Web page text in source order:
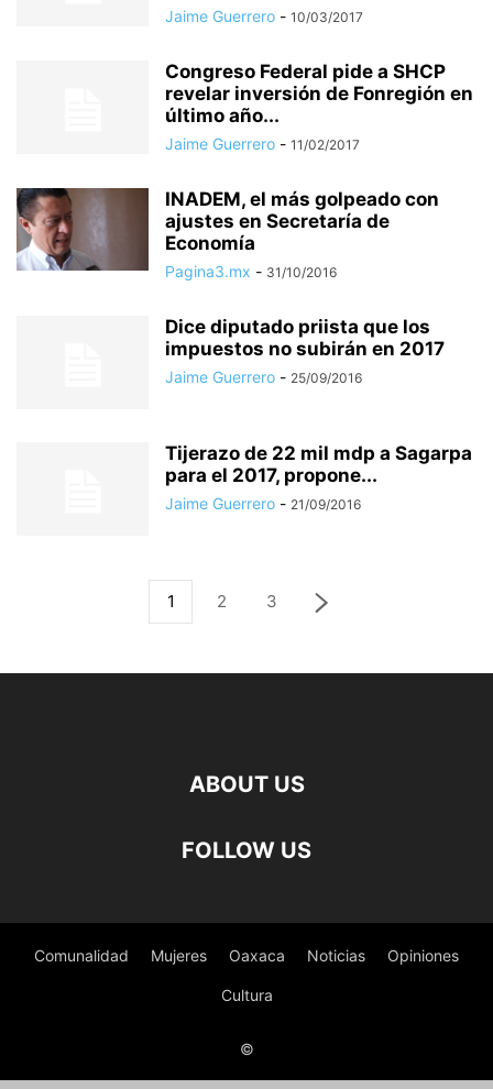
Jaime Guerrero - 10/03/2017
Congreso Federal pide a SHCP
revelar inversión de Fonregión en
último año...
Jaime Guerrero - 11/02/2017
INADEM, el más golpeado con
ajustes en Secretaría de
Economía
Pagina3.mx - 31/10/2016
Dice diputado priista que los
impuestos no subirán en 2017
Jaime Guerrero - 25/09/2016
Tijerazo de 22 mil mdp a Sagarpa
para el 2017, propone...
Jaime Guerrero - 21/09/2016
1 2 3
ABOUT US
FOLLOW US
Comunalidad Mujeres Oaxaca Noticias Opiniones
Cultura
©